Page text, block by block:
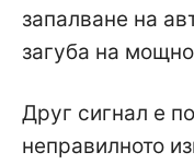
запалване на
загуба на
Друг сигнал е
неправилното